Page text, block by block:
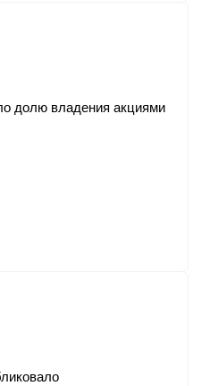
долю владения акциями